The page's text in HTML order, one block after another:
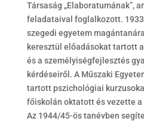
Társaság „Elaboratumának”,
feladataival foglalkozott.
szegedi egyetem
keresztül előadásokat tartott
és a személyiségfejlesztés
kérdéseiről. A Műszaki
tartott pszichológiai
főiskolán oktatott és vezette
Az 1944/45-ös tanévben